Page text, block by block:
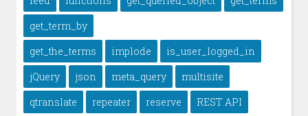
get_term_by
get_the_terms
implode
is_user_logged_in
jQuery
json meta_query
multisite
qtranslate
repeater reserve
REST API